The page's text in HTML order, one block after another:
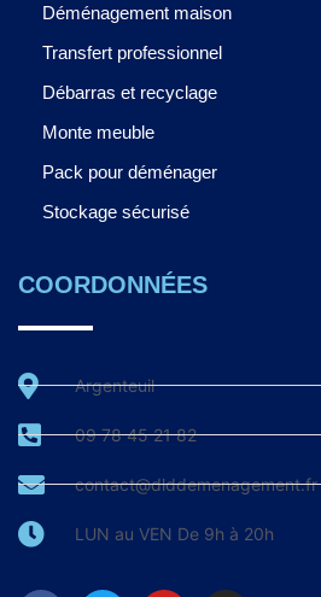
Déménagement maison
Transfert professionnel
Débarras et recyclage
Monte meuble
Pack pour déménager
Stockage sécurisé
COORDONNÉES
Argenteuil
09 78 45 21 82
contact@dlddemenagement.fr
LUN au VEN De 9h à 20h